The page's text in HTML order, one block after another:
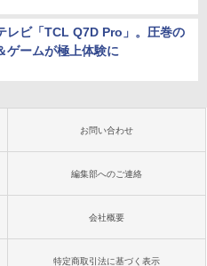
レビ「TCL Q7D Pro」。圧巻の
ゲームが極上体験に
お問い合わせ
編集部へのご連絡
会社概要
特定商取引法に基づく表示